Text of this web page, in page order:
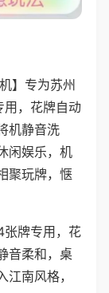
】专为苏州
用，花牌自动
机静音洗
闲娱乐，机
聚玩牌，惬
张牌专用，花
音柔和，桌
南风格，